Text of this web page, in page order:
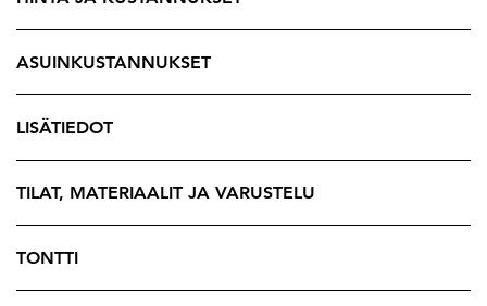
Asunto tarjoaa helpon vaihtoehdon niin ensimmäiseksi
omaksi kodiksi kuin sijoitukseenkin.
ASUINKUSTANNUKSET
LISÄTIEDOT
TILAT, MATERIAALIT JA VARUSTELU
TONTTI